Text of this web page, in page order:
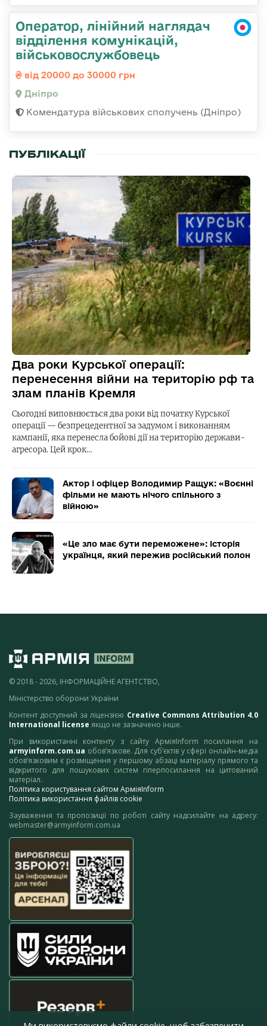
Оператор, лінійний наглядач
відділення комунікацій,
військовослужбовець
від 20000 до 30000 грн
Дніпро
Комендатура військових сполучень (Дніпро)
ПУБЛІКАЦІЇ
Два роки Курської операції:
перенесення війни на територію рф та
злам планів Кремля
Сьогодні виповнюється два роки від початку Курської
операції — безпрецедентної за задумом і виконанням
кампанії, яка перенесла бойові дії на територію держави-
агресора. Цей крок…
Актор і офіцер Володимир Ращук: «Воєнні
фільми не мають нічого спільного з
війною»
«Це зло має бути переможене»: історія
українця, який пережив російський полон
© 2018 - 2026, ІНФОРМАЦІЙНЕ АГЕНТСТВО,
Міністерство оборони України
Контент доступний за ліцензією Creative Commons Attribution 4.0
International license якщо не зазначено інше.
При використанні контенту з сайту АрміяInform посилання на
armyinform.com.ua обов’язкове. Для суб’єктів у сфері онлайн-медіа
обов’язковим є розміщення у першому абзаці матеріалу прямого та
відкритого для пошукових систем гіперпосилання на цитований
матеріал.
Політика користування сайтом АрміяInform
Політика використання файлів cookie
Зауваження та пропозиції по роботі сайту надсилайте на адресу:
webmaster@armyinform.com.ua